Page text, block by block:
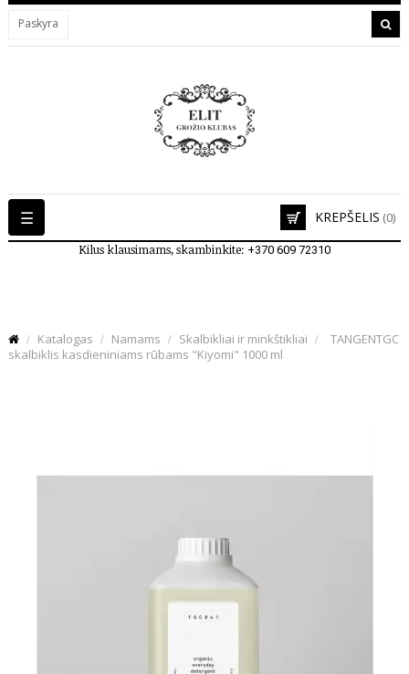
Paskyra
KREPŠELIS (0)
Toggle
navigation
☰
Kilus klausimams, skambinkite: +370 609 72310
Katalogas Namams Skalbikliai ir minkštikliai
TANGENTGC
skalbiklis kasdieniniams rūbams "Kiyomi" 1000 ml